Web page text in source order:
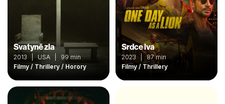
Svatyně zla
2013 | USA | 99 min
Filmy / Thrillery / Horory
Srdce lva
2023 | 87 min
Filmy / Thrillery